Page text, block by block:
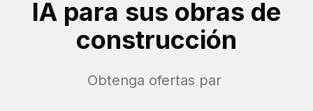
IA para sus obras de
construcción
Obtenga